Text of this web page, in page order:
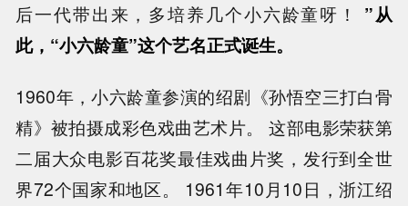
后一代带出来，多培养几个小六龄童呀！ ”从
此，“小六龄童”这个艺名正式诞生。
1960年，小六龄童参演的绍剧《孙悟空三打白骨
精》被拍摄成彩色戏曲艺术片。 这部电影荣获第
二届大众电影百花奖最佳戏曲片奖，发行到全世
界72个国家和地区。 1961年10月10日，浙江绍